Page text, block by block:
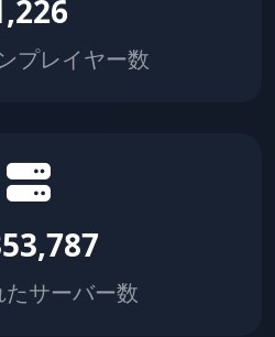
プレイヤー数
サーバー数